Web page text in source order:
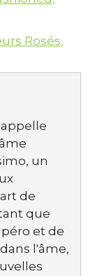
Rosés,
un
de
que
et de
l'âme,